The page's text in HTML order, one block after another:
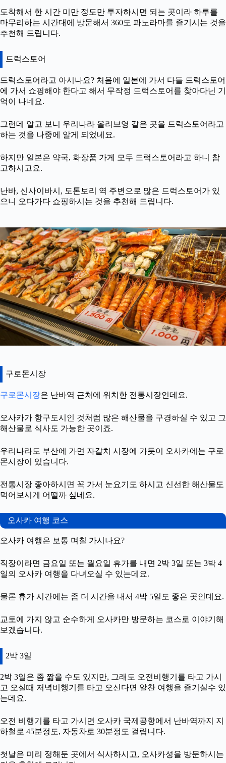
도착해서 한 시간 미만 정도만 투자하시면 되는 곳이라 하루를
마무리하는 시간대에 방문해서 360도 파노라마를 즐기시는 것을
추천해 드립니다.
드럭스토어
드럭스토어라고 아시나요? 처음에 일본에 가서 다들 드럭스토어
에 가서 쇼핑해야 한다고 해서 무작정 드럭스토어를 찾아다닌 기
억이 나네요.
그런데 알고 보니 우리나라 올리브영 같은 곳을 드럭스토어라고
하는 것을 나중에 알게 되었네요.
하지만 일본은 약국, 화장품 가게 모두 드럭스토어라고 하니 참
고하시고요.
난바, 신사이바시, 도톤보리 역 주변으로 많은 드럭스토어가 있
으니 오다가다 쇼핑하시는 것을 추천해 드립니다.
구로몬시장
구로몬시장은 난바역 근처에 위치한 전통시장인데요.
오사카가 항구도시인 것처럼 많은 해산물을 구경하실 수 있고 그
해산물로 식사도 가능한 곳이죠.
우리나라도 부산에 가면 자갈치 시장에 가듯이 오사카에는 구로
몬시장이 있습니다.
전통시장 좋아하시면 꼭 가서 눈요기도 하시고 신선한 해산물도
먹어보시게 어떨까 싶네요.
오사카 여행 코스
오사카 여행은 보통 며칠 가시나요?
직장이라면 금요일 또는 월요일 휴가를 내면 2박 3일 또는 3박 4
일의 오사카 여행을 다녀오실 수 있는데요.
물론 휴가 시간에는 좀 더 시간을 내서 4박 5일도 좋은 곳인데요.
교토에 가지 않고 순수하게 오사카만 방문하는 코스로 이야기해
보겠습니다.
2박 3일
2박 3일은 좀 짧을 수도 있지만, 그래도 오전비행기를 타고 가시
고 오실때 저녁비행기를 타고 오신다면 알찬 여행을 즐기실수 있
는데요.
오전 비행기를 타고 가시면 오사카 국제공항에서 난바역까지 지
하철로 45분정도, 자동차로 30분정도 걸립니다.
첫날은 미리 정해둔 곳에서 식사하시고, 오사카성을 방문하시는